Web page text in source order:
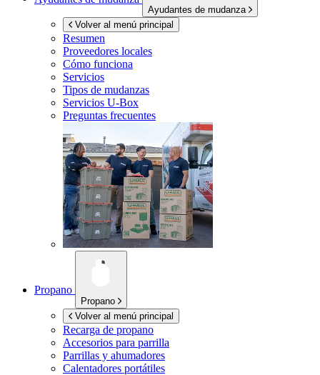
Ayudantes de mudanza
Volver al menú principal
Resumen
Proveedores locales
Cómo funciona
Servicios
Tipos de mudanzas
Servicios U-Box
Preguntas frecuentes
Propano
Propano
Volver al menú principal
Recarga de propano
Accesorios para parrilla
Parrillas y ahumadores
Calentadores portátiles